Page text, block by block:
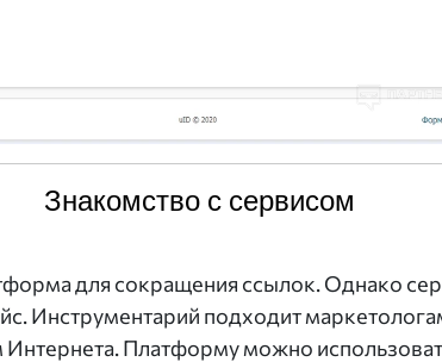
Знакомство с сервисом
для сокращения ссылок. Однако
Инструментарий подходит
Интернета. Платформу можно